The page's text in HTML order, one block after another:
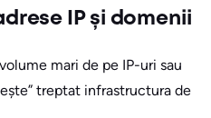
IP și domenii
mari de pe IP-uri sau
treptat infrastructura de